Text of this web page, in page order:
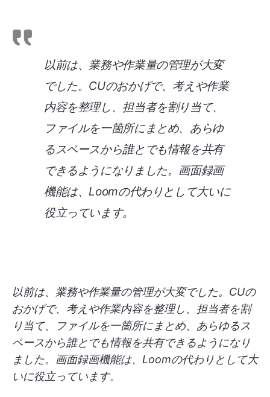
以前は、業務や作業量の管理が大変
でした。CUのおかげで、考えや作業
内容を整理し、担当者を割り当て、
ファイルを一箇所にまとめ、あらゆ
るスペースから誰とでも情報を共有
できるようになりました。画面録画
機能は、Loomの代わりとして大いに
役立っています。
以前は、業務や作業量の管理が大変でした。CUの
おかげで、考えや作業内容を整理し、担当者を割
り当て、ファイルを一箇所にまとめ、あらゆるス
ペースから誰とでも情報を共有できるようになり
ました。画面録画機能は、Loomの代わりとして大
いに役立っています。